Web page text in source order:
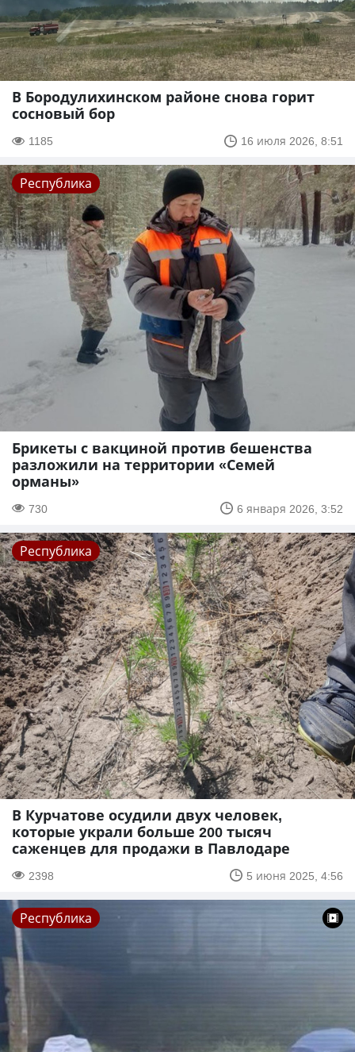
В Бородулихинском районе снова горит
сосновый бор
1185 16 июля 2026, 8:51
Республика
Брикеты с вакциной против бешенства
разложили на территории «Семей
орманы»
730 6 января 2026, 3:52
Республика
В Курчатове осудили двух человек,
которые украли больше 200 тысяч
саженцев для продажи в Павлодаре
2398 5 июня 2025, 4:56
Республика